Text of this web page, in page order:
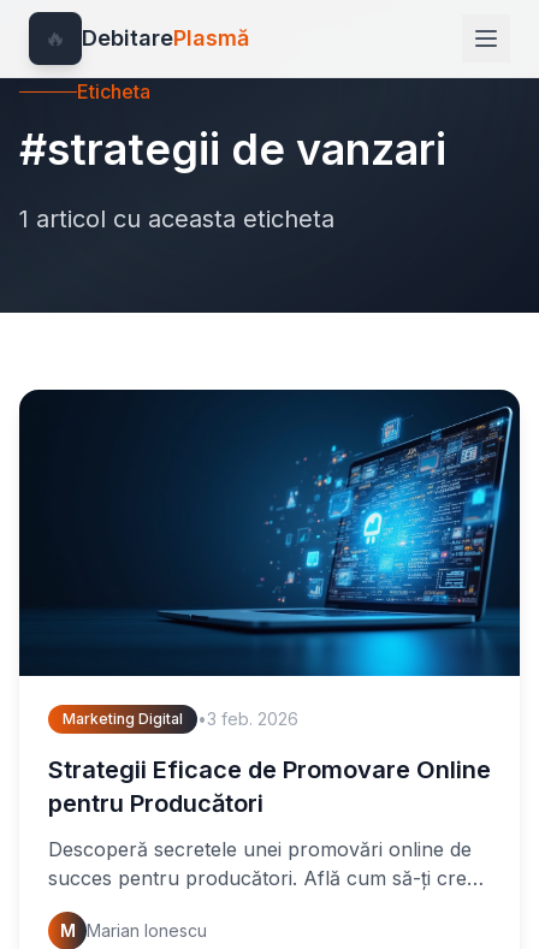
🔥 DebitarePlasmă
Eticheta
#strategii de vanzari
1 articol cu aceasta eticheta
Marketing Digital •3 feb. 2026
Strategii Eficace de Promovare Online
pentru Producători
Descoperă secretele unei promovări online de
succes pentru producători. Află cum să-ți crești
vizibilitatea, să-ți extinzi piața și să-ți optimizezi
vânzările
M Marian Ionescu